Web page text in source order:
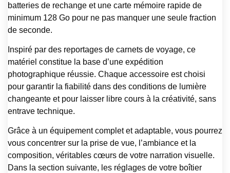
batteries de rechange et une carte mémoire rapide de
minimum 128 Go pour ne pas manquer une seule fraction
de seconde.
Inspiré par des reportages de carnets de voyage, ce
matériel constitue la base d’une expédition
photographique réussie. Chaque accessoire est choisi
pour garantir la fiabilité dans des conditions de lumière
changeante et pour laisser libre cours à la créativité, sans
entrave technique.
Grâce à un équipement complet et adaptable, vous pourrez
vous concentrer sur la prise de vue, l’ambiance et la
composition, véritables cœurs de votre narration visuelle.
Dans la section suivante, les réglages de votre boîtier